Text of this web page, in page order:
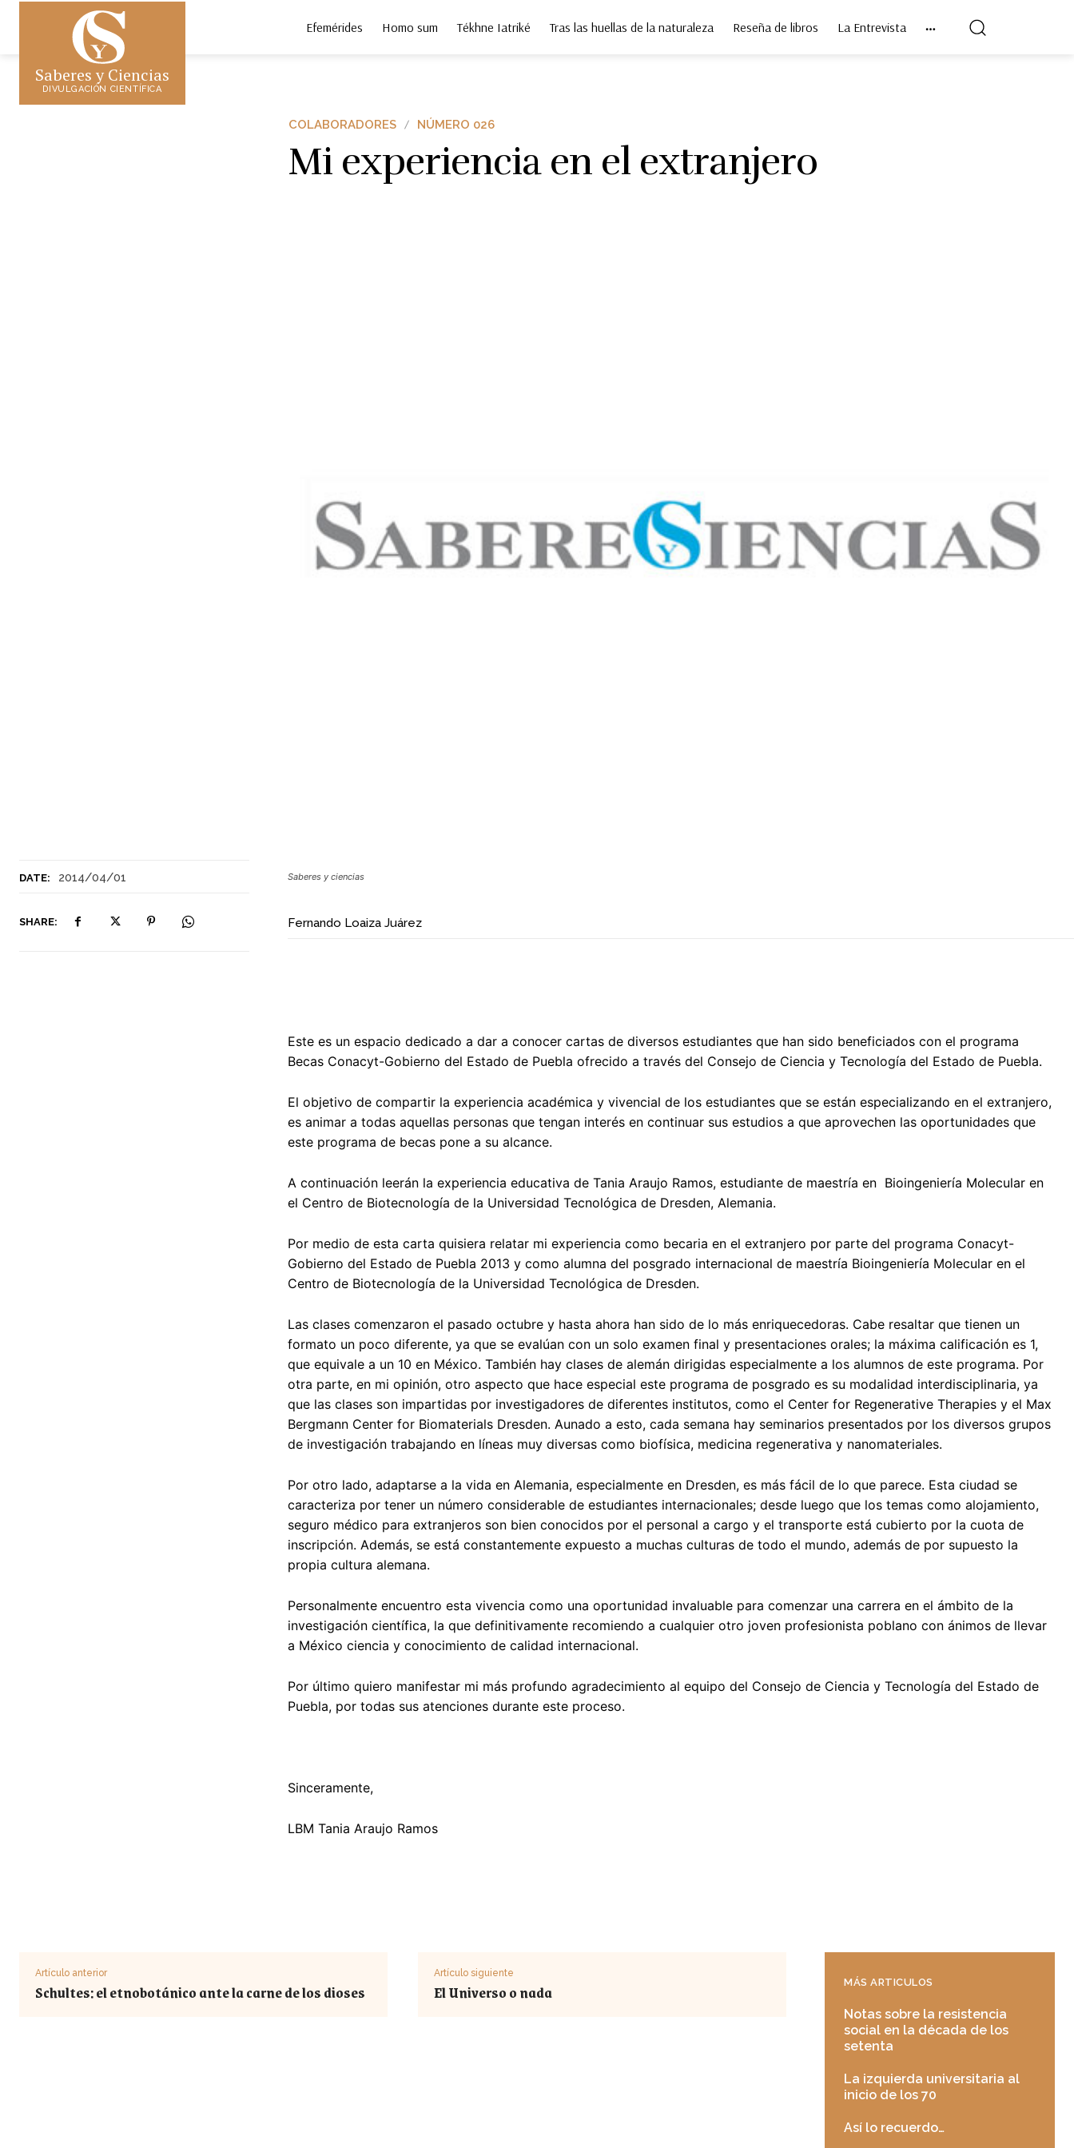
Saberes y Ciencias
DIVULGACIÓN CIENTÍFICA
Efemérides Homo sum Tékhne Iatriké Tras las huellas de la naturaleza Reseña de libros La Entrevista
DATE: 2014/04/01
SHARE:
COLABORADORES NÚMERO 026
Mi experiencia en el extranjero
Saberes y ciencias
Fernando Loaiza Juárez
Este es un espacio dedicado a dar a conocer cartas de diversos estudiantes que han sido beneficiados con el programa
Becas Conacyt-Gobierno del Estado de Puebla ofrecido a través del Consejo de Ciencia y Tecnología del Estado de Puebla.
El objetivo de compartir la experiencia académica y vivencial de los estudiantes que se están especializando en el extranjero,
es animar a todas aquellas personas que tengan interés en continuar sus estudios a que aprovechen las oportunidades que
este programa de becas pone a su alcance.
A continuación leerán la experiencia educativa de Tania Araujo Ramos, estudiante de maestría en Bioingeniería Molecular en
el Centro de Biotecnología de la Universidad Tecnológica de Dresden, Alemania.
Por medio de esta carta quisiera relatar mi experiencia como becaria en el extranjero por parte del programa Conacyt-
Gobierno del Estado de Puebla 2013 y como alumna del posgrado internacional de maestría Bioingeniería Molecular en el
Centro de Biotecnología de la Universidad Tecnológica de Dresden.
Las clases comenzaron el pasado octubre y hasta ahora han sido de lo más enriquecedoras. Cabe resaltar que tienen un
formato un poco diferente, ya que se evalúan con un solo examen final y presentaciones orales; la máxima calificación es 1,
que equivale a un 10 en México. También hay clases de alemán dirigidas especialmente a los alumnos de este programa. Por
otra parte, en mi opinión, otro aspecto que hace especial este programa de posgrado es su modalidad interdisciplinaria, ya
que las clases son impartidas por investigadores de diferentes institutos, como el Center for Regenerative Therapies y el Max
Bergmann Center for Biomaterials Dresden. Aunado a esto, cada semana hay seminarios presentados por los diversos grupos
de investigación trabajando en líneas muy diversas como biofísica, medicina regenerativa y nanomateriales.
Por otro lado, adaptarse a la vida en Alemania, especialmente en Dresden, es más fácil de lo que parece. Esta ciudad se
caracteriza por tener un número considerable de estudiantes internacionales; desde luego que los temas como alojamiento,
seguro médico para extranjeros son bien conocidos por el personal a cargo y el transporte está cubierto por la cuota de
inscripción. Además, se está constantemente expuesto a muchas culturas de todo el mundo, además de por supuesto la
propia cultura alemana.
Personalmente encuentro esta vivencia como una oportunidad invaluable para comenzar una carrera en el ámbito de la
investigación científica, la que definitivamente recomiendo a cualquier otro joven profesionista poblano con ánimos de llevar
a México ciencia y conocimiento de calidad internacional.
Por último quiero manifestar mi más profundo agradecimiento al equipo del Consejo de Ciencia y Tecnología del Estado de
Puebla, por todas sus atenciones durante este proceso.
Sinceramente,
LBM Tania Araujo Ramos
Artículo anterior
Schultes: el etnobotánico ante la carne de los dioses
Artículo siguiente
El Universo o nada MÁS ARTICULOS
Notas sobre la resistencia
social en la década de los
setenta
La izquierda universitaria al
inicio de los 70
Así lo recuerdo…